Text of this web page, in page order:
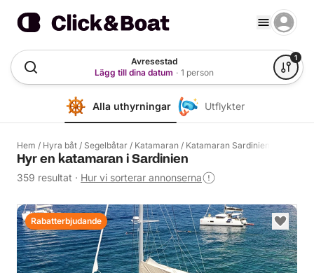
Avresestad
Lägg till dina datum · 1 person
1
Alla uthyrningar Utflykter
Hem / Hyra båt / Segelbåtar / Katamaran / Katamaran Sardinien
Hyr en katamaran i Sardinien
359 resultat · Hur vi sorterar annonserna
Rabatterbjudande